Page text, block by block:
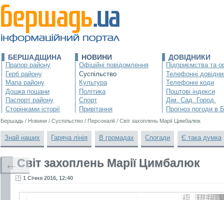
БЕРШАДЩИНА
Прапор району
Герб району
Мапа району
Дошка пошани
Паспорт району
Сторінками історії
НОВИНИ
Офіційні повідомлення
Суспільство
Культура
Політика
Спорт
Привітання
ДОВІДНИКИ
Підприємства та
Телефонні
Телефонні коди
Поштові індекси
Дім. Сад. Город.
Прогноз погоди в
Бершадь / Новини / Суспільство / Персоналії / Світ захоплень Марії Цимбалюк
Знай наших Гаряча лінія В громадах Спогади Є така думка
Світ захоплень Марії Цимбалюк
1 Січня 2016, 12:40
←